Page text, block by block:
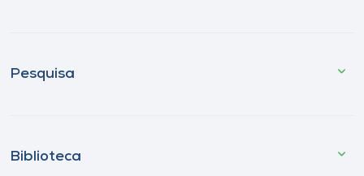
Pesquisa
Biblioteca